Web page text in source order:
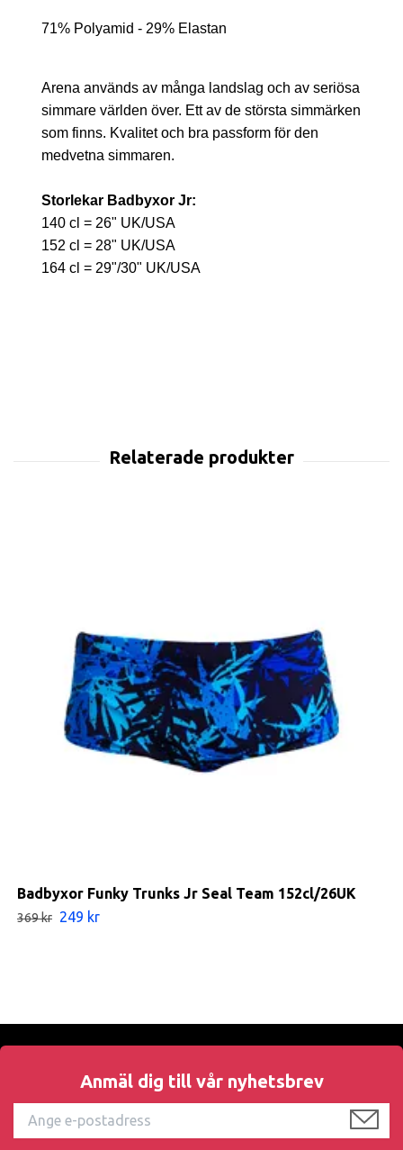
71% Polyamid - 29% Elastan
Arena används av många landslag och av seriösa
simmare världen över. Ett av de största simmärken
som finns. Kvalitet och bra passform för den
medvetna simmaren.
Storlekar Badbyxor Jr:
140 cl = 26" UK/USA
152 cl = 28" UK/USA
164 cl = 29"/30" UK/USA
Badbyxor Funky Trunks Jr Seal Team 152cl/26UK
369 kr 249 kr
Anmäl dig till vår nyhetsbrev